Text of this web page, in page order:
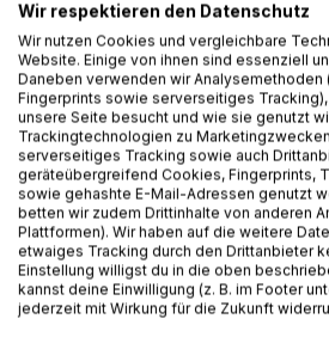
Literarisches Lernen in der Schule
effektiv, wenn es in einen sinnhaften
ist, wenn es die Schüler und
interessiert. Dies gelingt durch ein
Die Schule Marschweg in Hamburg
in dem überwiegend ältere
Das Leseerlebnis ´Robert und Frau
Schriftstellerin und Künstlerin Marie-
damaligen zweiten Klasse berührte
begeisterte die Kinder und
Zusammenarbeit. Gespräche und
einem alten und einem jungen
Thema ´Jung trifft Alt´. Es
Wir respektieren den Datenschutz
Wir nutzen Cookies und vergleichbare
Website. Einige von ihnen sind essenziell
Daneben verwenden wir Analysemethoden
Fingerprints sowie serverseitiges
unsere Seite besucht und wie sie genutzt
Trackingtechnologien zu
serverseitiges Tracking sowie auch
geräteübergreifend Cookies, Fingerprints,
sowie gehashte E-Mail-Adressen genutzt
betten wir zudem Drittinhalte von anderen
Plattformen). Wir haben auf die weitere
etwaiges Tracking durch den Drittanbieter
Einstellung willigst du in die oben
kannst deine Einwilligung (z. B. im Footer
jederzeit mit Wirkung für die Zukunft